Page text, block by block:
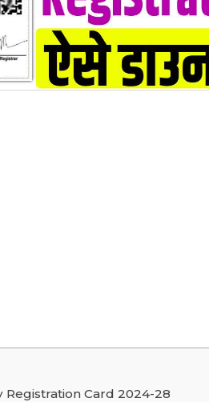
Registration Card 2024-28